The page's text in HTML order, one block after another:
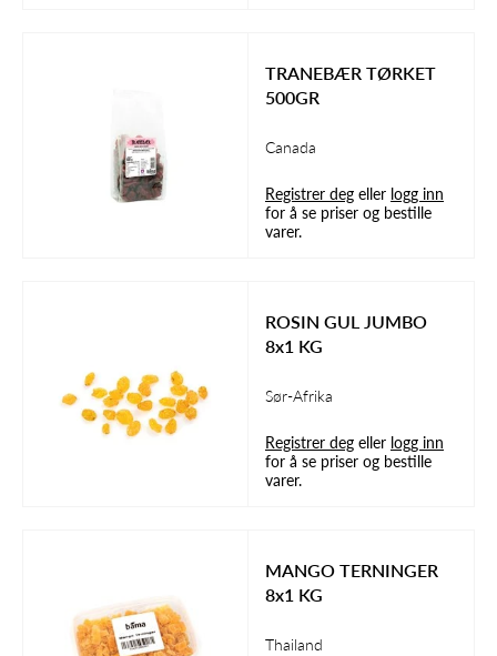
TRANEBÆR TØRKET
500GR
Canada
Registrer deg eller logg inn
for å se priser og bestille
varer.
ROSIN GUL JUMBO
8x1 KG
Sør-Afrika
Registrer deg eller logg inn
for å se priser og bestille
varer.
MANGO TERNINGER
8x1 KG
Thailand